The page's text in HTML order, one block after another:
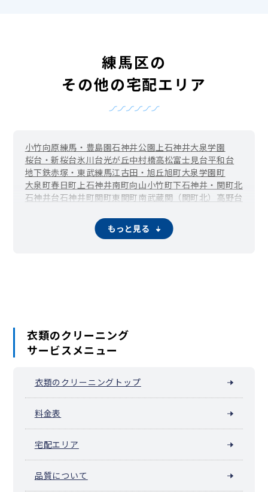
練馬区の
その他の宅配エリア
小竹向原練馬・豊島園石神井公園上石神井大泉学園
桜台・新桜台氷川台光が丘中村橋高松富士見台平和台
地下鉄赤塚・東武練馬江古田・旭丘旭町大泉学園町
大泉町春日町上石神井南町向山小竹町下石神井・関町北
石神井台石神井町関町東関町南武蔵関（関町北） 高野台
貫井 羽沢 早宮東大泉
もっと見る
衣類のクリーニング
サービスメニュー
衣類のクリーニングトップ
料金表
宅配エリア
品質について